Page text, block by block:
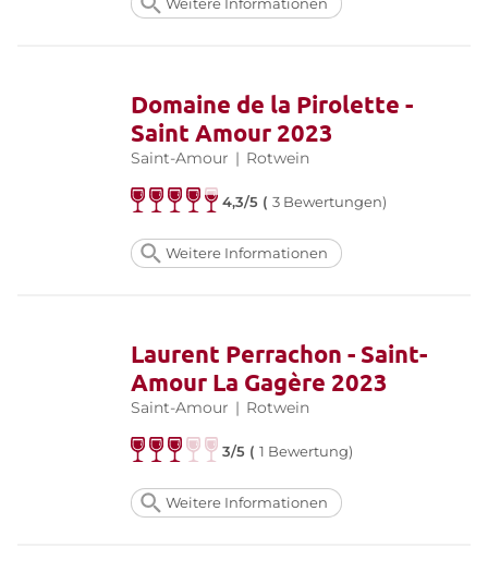
Weitere Informationen
Domaine de la Pirolette -
Saint Amour 2023
Saint-Amour | Rotwein
4,3/5 (3 Bewertungen)
Weitere Informationen
Laurent Perrachon - Saint-
Amour La Gagère 2023
Saint-Amour | Rotwein
3/5 (1 Bewertung)
Weitere Informationen